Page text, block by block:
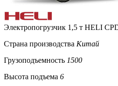
Электропогрузчик 1,5 т HELI
Страна производства Китай
Грузоподъемность 1500
Высота подъема 6